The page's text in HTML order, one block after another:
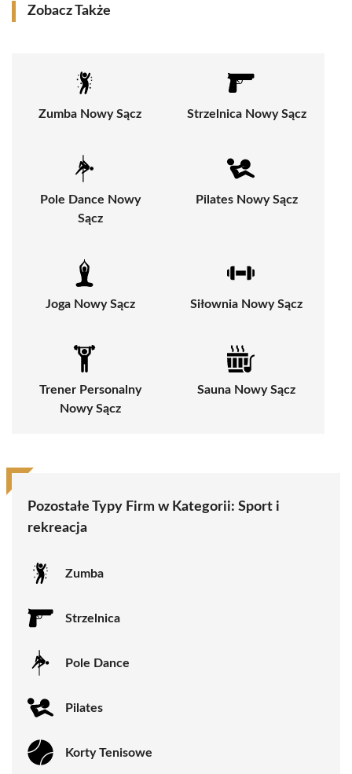
Zobacz Także
Zumba Nowy Sącz Strzelnica Nowy Sącz
Pole Dance Nowy
Sącz
Pilates Nowy Sącz
Joga Nowy Sącz Siłownia Nowy Sącz
Trener Personalny
Nowy Sącz
Sauna Nowy Sącz
Pozostałe Typy Firm w Kategorii: Sport i
rekreacja
Zumba
Strzelnica
Pole Dance
Pilates
Korty Tenisowe